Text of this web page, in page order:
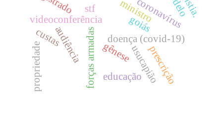
stf
videoconferência coronavírus
doença (covid-19)
forças armadas prescrição
ministro
gênese
audiência
goiás
usucapião
custas
propriedade educação